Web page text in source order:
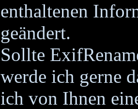
enthaltenen
geändert.
Sollte
werde ich gerne
ich von Ihnen